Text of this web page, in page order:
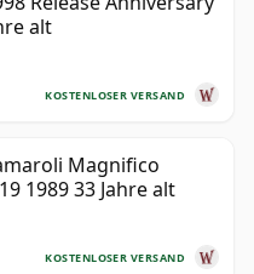
alt
KOSTENLOSER VERSAND
Magnifico
1989 33 Jahre alt
KOSTENLOSER VERSAND